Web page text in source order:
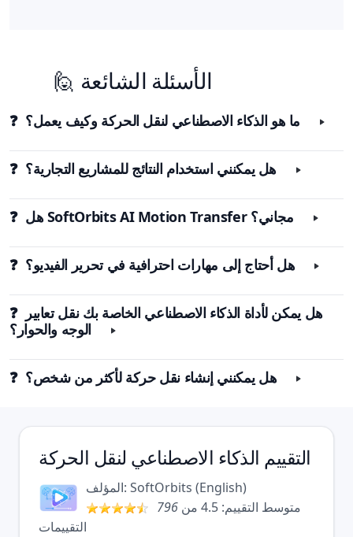
🙋 الأسئلة الشائعة
❓ ما هو الذكاء الاصطناعي لنقل الحركة وكيف يعمل؟
❓ هل يمكنني استخدام النتائج للمشاريع التجارية؟
❓ هلSoftOrbits AI Motion Transfer مجاني؟
❓ هل أحتاج إلى مهارات احترافية في تحرير الفيديو؟
❓ هل يمكن لأداة الذكاء الاصطناعي الخاصة بك نقل تعابير
الوجه والحوار؟
❓ هل يمكنني إنشاء نقل حركة لأكثر من شخص؟
التقييم الذكاء الاصطناعي لنقل الحركة
المؤلف: SoftOrbits (English)
متوسط التقييم: 4.5 من 796
التقييمات